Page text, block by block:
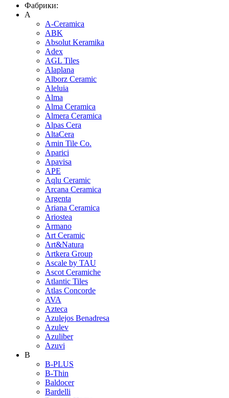
Фабрики:
A
A-Ceramica
ABK
Absolut Keramika
Adex
AGL Tiles
Alaplana
Alborz Ceramic
Aleluia
Alma
Alma Ceramica
Almera Ceramica
Alpas Cera
AltaCera
Amin Tile Co.
Aparici
Apavisa
APE
Aqlu Ceramic
Arcana Ceramica
Argenta
Ariana Ceramica
Ariostea
Armano
Art Ceramic
Art&Natura
Artkera Group
Ascale by TAU
Ascot Ceramiche
Atlantic Tiles
Atlas Concorde
AVA
Azteca
Azulejos Benadresa
Azulev
Azuliber
Azuvi
B
B-PLUS
B-Thin
Baldocer
Bardelli